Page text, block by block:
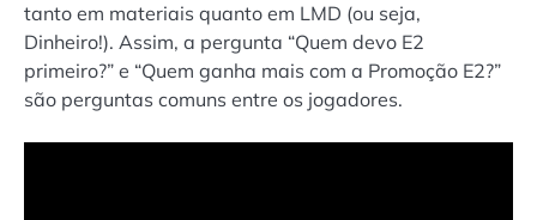
tanto em materiais quanto em LMD (ou seja,
Dinheiro!). Assim, a pergunta “Quem devo E2
primeiro?” e “Quem ganha mais com a Promoção E2?”
são perguntas comuns entre os jogadores.